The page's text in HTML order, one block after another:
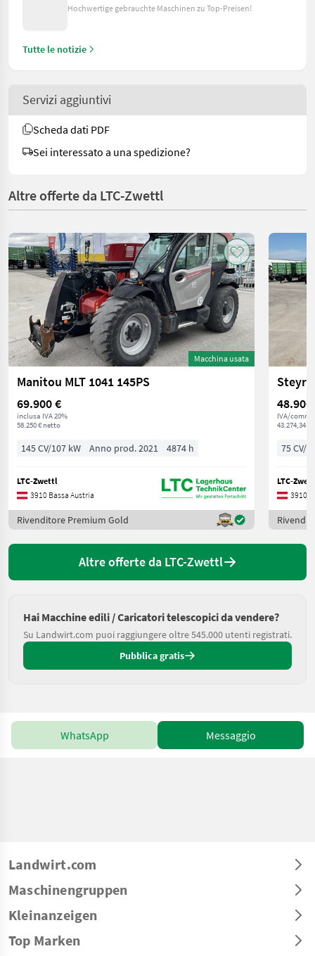
Hochwertige gebrauchte Maschinen zu Top-Preisen!
Tutte le notizie
Servizi aggiuntivi
Scheda dati PDF
Sei interessato a una spedizione?
Altre offerte da LTC-Zwettl
Macchina usata
Manitou MLT 1041 145PS
69.900 €
inclusa IVA 20%
58.250 € netto
145 CV/107 kW Anno prod. 2021 4874 h
LTC-Zwettl
3910 Bassa Austria
Rivenditore Premium Gold
Steyr
48.900
IVA/
43.274,34 €
75 CV/
LTC-
3910
Altre offerte da LTC-Zwettl
Hai Macchine edili / Caricatori telescopici da vendere?
Su Landwirt.com puoi raggiungere oltre 545.000 utenti registrati.
Pubblica gratis
WhatsApp Messaggio
Landwirt.com
Maschinengruppen
Kleinanzeigen
Top Marken